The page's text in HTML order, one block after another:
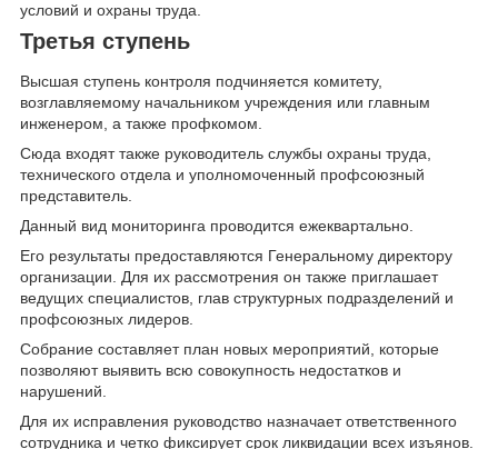
условий и охраны труда.
Третья ступень
Высшая ступень контроля подчиняется комитету,
возглавляемому начальником учреждения или главным
инженером, а также профкомом.
Сюда входят также руководитель службы охраны труда,
технического отдела и уполномоченный профсоюзный
представитель.
Данный вид мониторинга проводится ежеквартально.
Его результаты предоставляются Генеральному директору
организации. Для их рассмотрения он также приглашает
ведущих специалистов, глав структурных подразделений и
профсоюзных лидеров.
Собрание составляет план новых мероприятий, которые
позволяют выявить всю совокупность недостатков и
нарушений.
Для их исправления руководство назначает ответственного
сотрудника и четко фиксирует срок ликвидации всех изъянов.